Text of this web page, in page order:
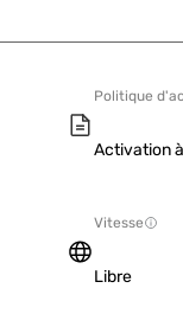
Politique
Activation
Vitesse
Libre